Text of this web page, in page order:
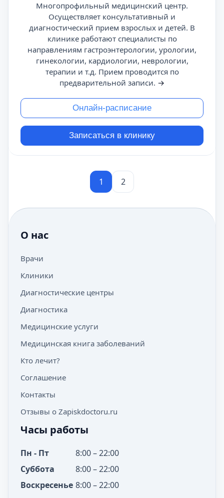
Многопрофильный медицинский центр.
Осуществляет консультативный и
диагностический прием взрослых и детей. В
клинике работают специалисты по
направлениям гастроэнтерологии, урологии,
гинекологии, кардиологии, неврологии,
терапии и т.д. Прием проводится по
предварительной записи. →
Онлайн-расписание
Записаться в клинику
1 2
О нас
Врачи
Клиники
Диагностические центры
Диагностика
Медицинские услуги
Медицинская книга заболеваний
Кто лечит?
Соглашение
Контакты
Отзывы о Zapiskdoctoru.ru
Часы работы
Пн - Пт
8:00 – 22:00
Суббота
8:00 – 22:00
Воскресенье 8:00 – 22:00